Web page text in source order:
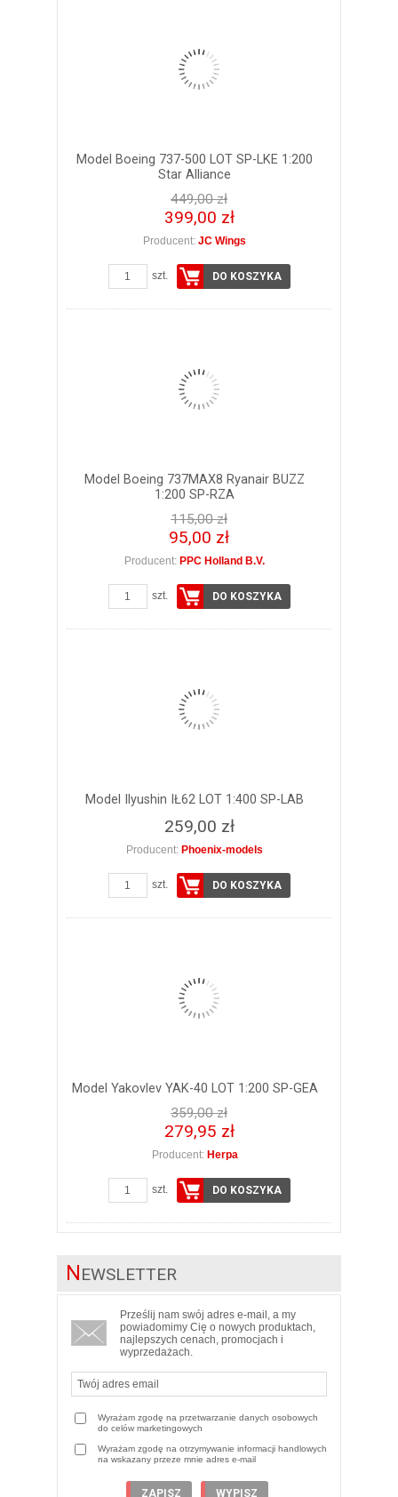
Model Boeing 737-500 LOT SP-LKE 1:200
Star Alliance
449,00 zł
399,00 zł
Producent: JC Wings
szt. DO KOSZYKA
Model Boeing 737MAX8 Ryanair BUZZ
1:200 SP-RZA
115,00 zł
95,00 zł
Producent: PPC Holland B.V.
szt. DO KOSZYKA
Model Ilyushin IŁ62 LOT 1:400 SP-LAB
259,00 zł
Producent: Phoenix-models
szt. DO KOSZYKA
Model Yakovlev YAK-40 LOT 1:200 SP-GEA
359,00 zł
279,95 zł
Producent: Herpa
szt. DO KOSZYKA
NEWSLETTER
Prześlij nam swój adres e-mail, a my
powiadomimy Cię o nowych produktach,
najlepszych cenach, promocjach i
wyprzedażach.
Wyrażam zgodę na przetwarzanie danych osobowych
do celów marketingowych
Wyrażam zgodę na otrzymywanie informacji handlowych
na wskazany przeze mnie adres e-mail